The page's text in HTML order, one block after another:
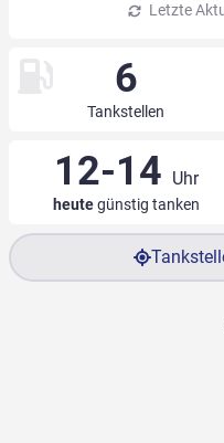
Letzte
6
Tankstellen
12-14 Uhr
heutegünstig tanken